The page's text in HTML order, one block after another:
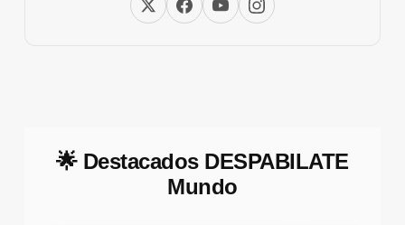
🌟 Destacados DESPABILATE
Mundo